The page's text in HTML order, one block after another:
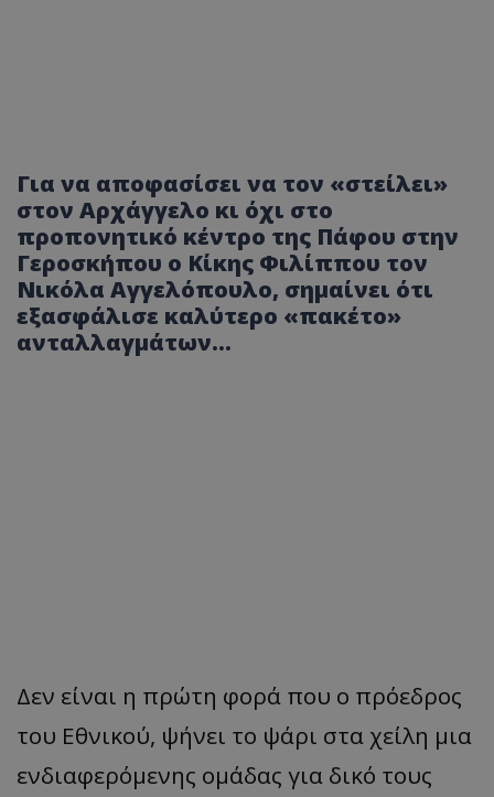
Για να αποφασίσει να τον «στείλει»
στον Αρχάγγελο κι όχι στο
προπονητικό κέντρο της Πάφου στην
Γεροσκήπου ο Κίκης Φιλίππου τον
Νικόλα Αγγελόπουλο, σημαίνει ότι
εξασφάλισε καλύτερο «πακέτο»
ανταλλαγμάτων…
Δεν είναι η πρώτη φορά που ο πρόεδρος
του Εθνικού, ψήνει το ψάρι στα χείλη μια
ενδιαφερόμενης ομάδας για δικό τους